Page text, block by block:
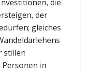
die
der
gleiches
stillen
in